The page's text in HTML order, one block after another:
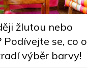
žlutou nebo
Podívejte se, co o
výběr barvy!